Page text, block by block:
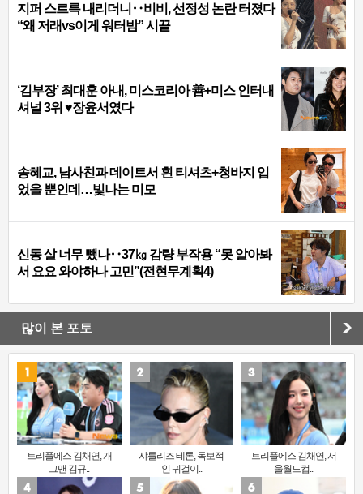
지퍼 스르륵 내리더니‥비비, 선정성 논란 터졌다
“왜 저래vs이게 워터밤” 시끌
‘김부장’ 최대훈 아내, 미스코리아 善+미스 인터내
셔널 3위 ♥장윤서였다
송혜교, 남사친과 데이트서 흰 티셔츠+청바지 입
었을 뿐인데…빛나는 미모
신동 살 너무 뺐나‥37㎏ 감량 부작용 “못 알아봐
서 요요 와야하나 고민”(전현무계획4)
많이 본 포토
트리플에스 김채연, 개
그맨 김규..
샤를리즈 테론, 독보적
인 귀걸이..
트리플에스 김채연, 서
울월드컵..